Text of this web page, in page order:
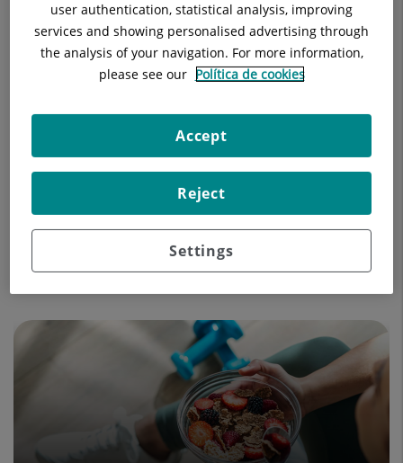
especialidaden laweb de Quirónsalud.
Ofrece los cuidados clínicos y terapéuticos del enfermo
oncológico mediante la indicación, planificación, control,
tratamiento y seguimiento del paciente tratado con
radiaciones ionizantes y terapias asociadas.
user authentication, statistical analysis, improving
services and showing personalised advertising through
the analysis of your navigation. For more information,
please see our Política de cookies
Settings
Reject
Accept